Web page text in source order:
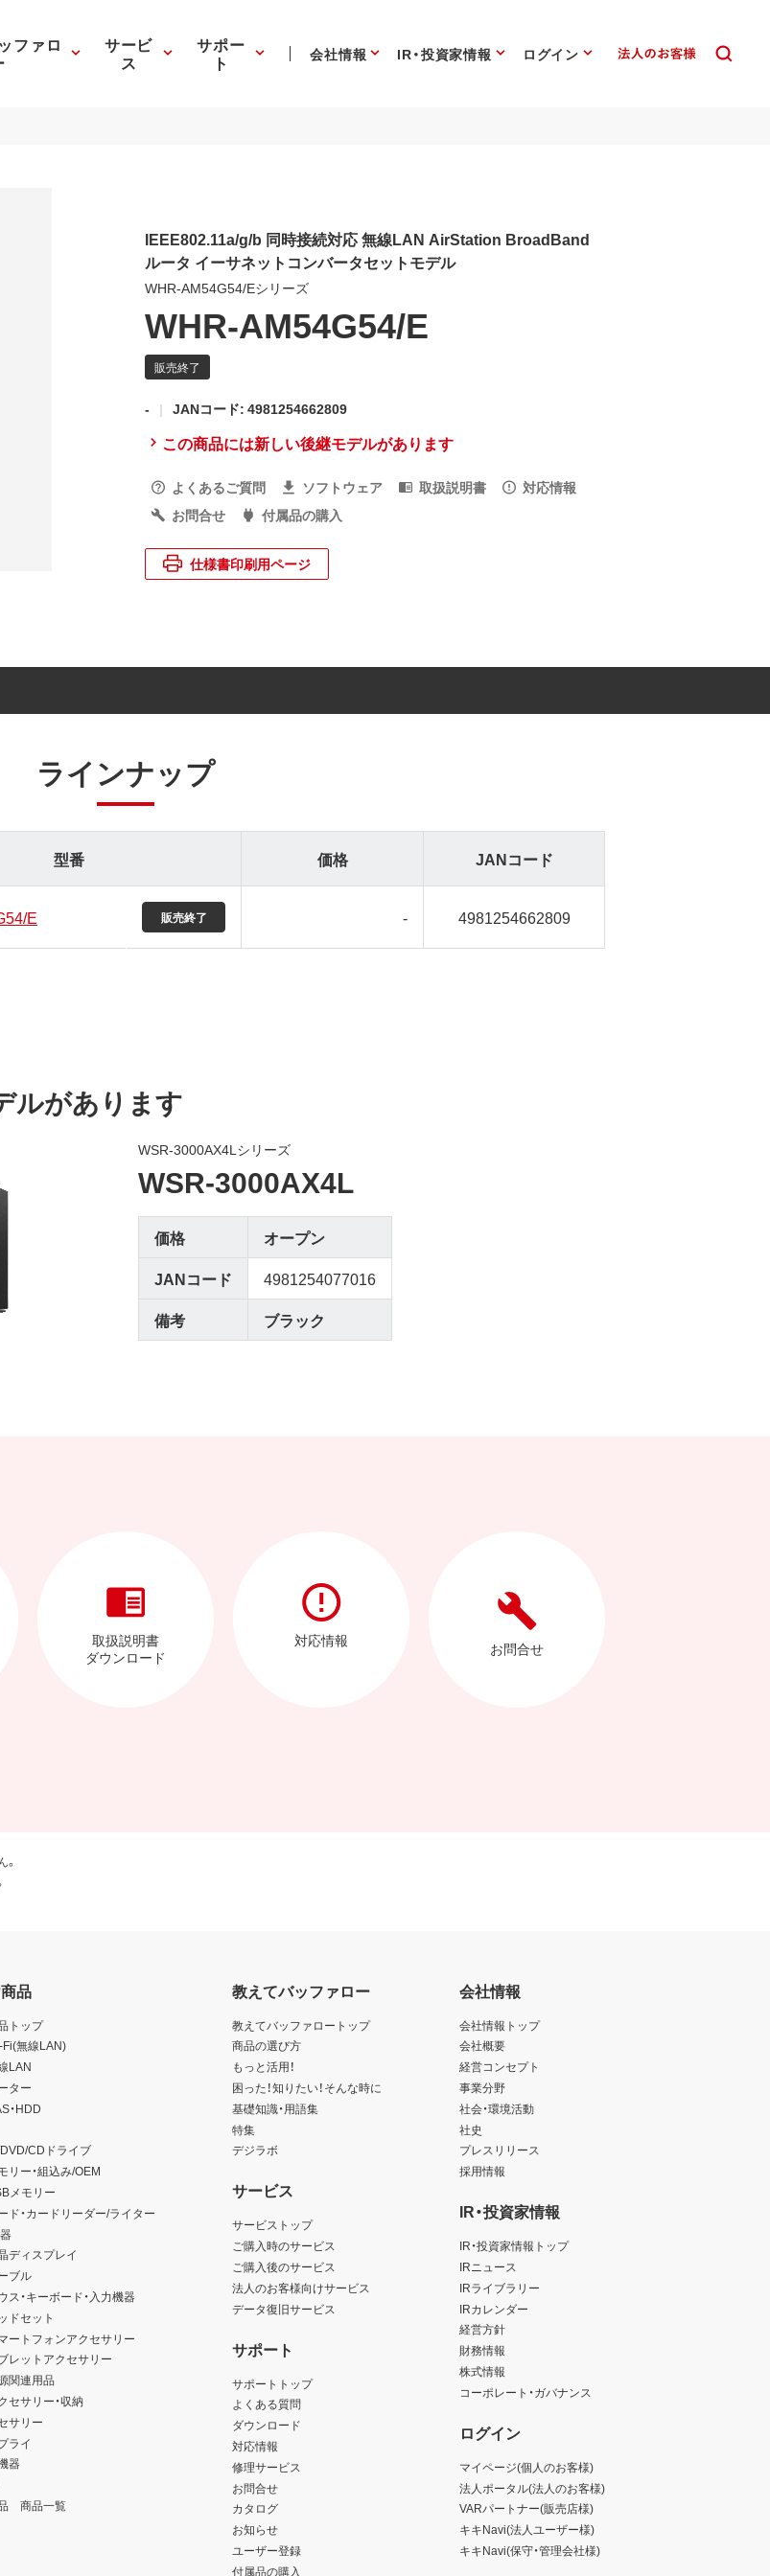
ファロ サービ
ス
サポー
ト 会社情報 IR・投資家情報 ログイン
IEEE802.11a/g/b 同時接続対応 無線LAN AirStation BroadBand
ルータ イーサネットコンバータセットモデル
WHR-AM54G54/Eシリーズ
WHR-AM54G54/E
- JANコード: 4981254662809
この商品には新しい後継モデルがあります
よくあるご質問 ソフトウェア 取扱説明書
対応情報
お問合せ
付属品の購入
仕様書印刷用ページ
ラインナップ
型番 価格 JANコード
E - 4981254662809
ルがあります
WSR-3000AX4Lシリーズ
WSR-3000AX4L
価格
オープン
JANコード
4981254077016
備考
ブラック
取扱説明書
ダウンロード
対応情報 お問合せ
品
トップ
無線LAN)
LAN
ター
・HDD
CDドライブ
リー・組込み/OEM
メモリー
ド・カードリーダー/ライター
ディスプレイ
ブル
ス・キーボード・入力機器
ドセット
ートフォンアクセサリー
レットアクセサリー
関連用品
セサリー・収納
サリー
ライ
器
商品一覧
教えてバッファロー
教えてバッファロートップ
商品の選び方
もっと活用！
困った！知りたい！そんな時に
基礎知識・用語集
特集
デジラボ
サービス
サービストップ
ご購入時のサービス
ご購入後のサービス
法人のお客様向けサービス
データ復旧サービス
サポート
サポートトップ
よくある質問
ダウンロード
対応情報
修理サービス
お問合せ
カタログ
お知らせ
ユーザー登録
付属品の購入
会社情報
会社情報トップ
会社概要
経営コンセプト
事業分野
社会・環境活動
社史
プレスリリース
採用情報
IR・投資家情報
IR・投資家情報トップ
IRニュース
IRライブラリー
IRカレンダー
経営方針
財務情報
株式情報
コーポレート・ガバナンス
ログイン
マイページ(個人のお客様)
法人ポータル(法人のお客様)
VARパートナー(販売店様)
キキNavi(法人ユーザー様)
キキNavi(保守・管理会社様)